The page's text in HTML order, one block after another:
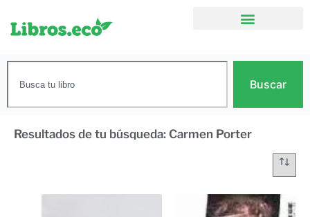
Buscar
Resultados de tu búsqueda: Carmen Porter